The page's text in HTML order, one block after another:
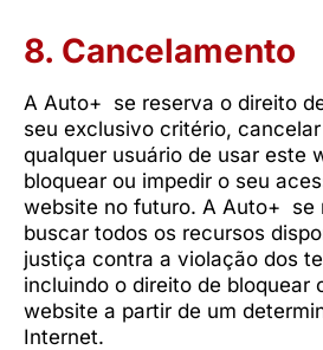
8. Cancelamento
A Auto+ se reserva o direito
seu exclusivo critério,
qualquer usuário de usar este
bloquear ou impedir o seu
website no futuro. A Auto+ se
buscar todos os recursos
justiça contra a violação dos
incluindo o direito de bloquear
website a partir de um
Internet.